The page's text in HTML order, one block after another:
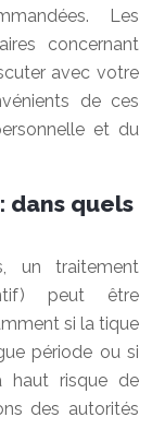
Les
concernant
avec votre
de ces
et du
quels
un traitement
peut être
si la tique
période ou si
haut risque de
des autorités